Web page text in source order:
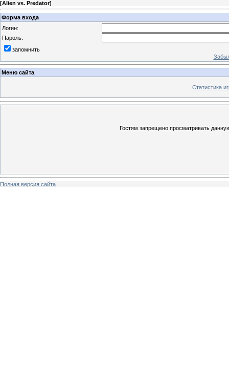
[Alien vs. Predator]
Форма входа
Логин:
Пароль:
запомнить
Меню сайта
Статистика
Гостям запрещено просматривать
Полная версия сайта